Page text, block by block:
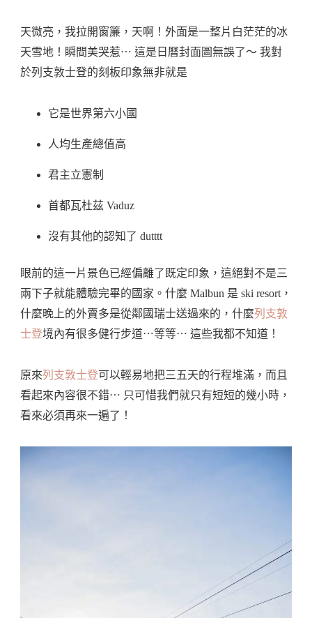
天微亮，我拉開窗簾，天啊！外面是一整片白茫茫的冰
天雪地！瞬間美哭惹⋯ 這是日曆封面圖無誤了～ 我對
於列支敦士登的刻板印象無非就是
它是世界第六小國
人均生產總值高
君主立憲制
首都瓦杜茲 Vaduz
沒有其他的認知了 dutttt
眼前的這一片景色已經偏離了既定印象，這絕對不是三
兩下子就能體驗完畢的國家。什麼 Malbun 是 ski resort，
什麼晚上的外賣多是從鄰國瑞士送過來的，什麼列支敦
士登境內有很多健行步道⋯等等⋯ 這些我都不知道！
原來列支敦士登可以輕易地把三五天的行程堆滿，而且
看起來內容很不錯⋯ 只可惜我們就只有短短的幾小時，
看來必須再來一遍了！